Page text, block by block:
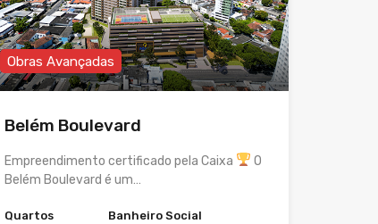
Obras Avançadas
Belém Boulevard
Empreendimento certificado pela Caixa
O
Belém Boulevard é um…
Quartos
Banheiro Social